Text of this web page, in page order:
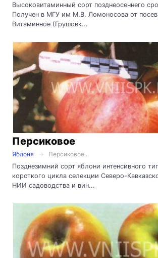
Высоковитаминный сорт позднеосеннего
Получен в МГУ им М.В. Ломоносова от
Витаминное (Грушовк...
Персиковое
Яблоня
Персиковое...
Позднезимний сорт яблони интенсивного
короткого цикла селекции Северо-
НИИ садоводства и вин...